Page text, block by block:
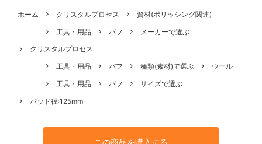
ホーム クリスタルプロセス
資材(ポリッシング関連)
工具・用品
バフ
メーカーで選ぶ
クリスタルプロセス
工具・用品
バフ 種類(素材)で選ぶ
ウール
工具・用品
バフ
サイズで選ぶ
パッド径:125mm